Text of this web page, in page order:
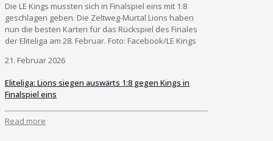
Die LE Kings mussten sich in Finalspiel eins mit 1:8
geschlagen geben. Die Zeltweg-Murtal Lions haben
nun die besten Karten für das Rückspiel des Finales
der Eliteliga am 28. Februar. Foto: Facebook/LE Kings
21. Februar 2026
Eliteliga: Lions siegen auswärts 1:8 gegen Kings in
Finalspiel eins
Read more